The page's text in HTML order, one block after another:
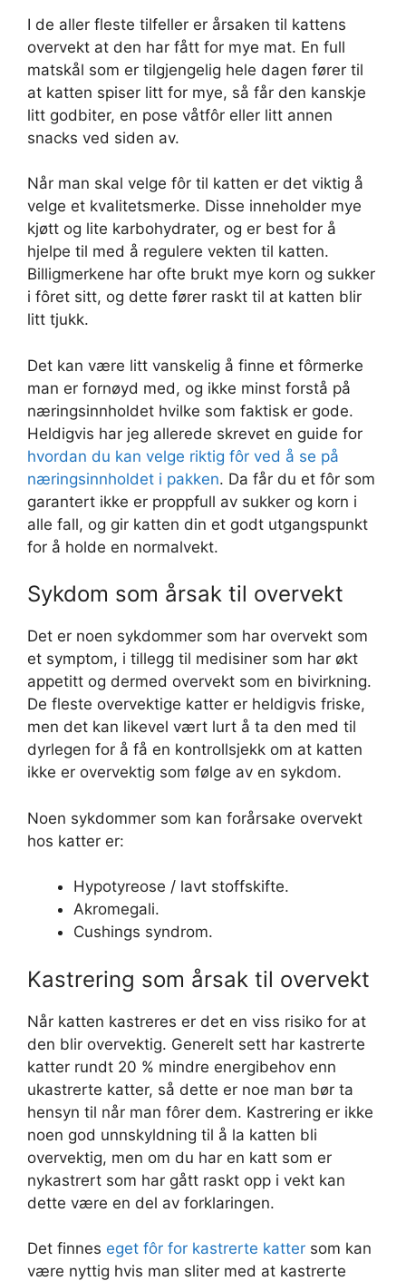
I de aller fleste tilfeller er årsaken til kattens
overvekt at den har fått for mye mat. En full
matskål som er tilgjengelig hele dagen fører til
at katten spiser litt for mye, så får den kanskje
litt godbiter, en pose våtfôr eller litt annen
snacks ved siden av.
Når man skal velge fôr til katten er det viktig å
velge et kvalitetsmerke. Disse inneholder mye
kjøtt og lite karbohydrater, og er best for å
hjelpe til med å regulere vekten til katten.
Billigmerkene har ofte brukt mye korn og sukker
i fôret sitt, og dette fører raskt til at katten blir
litt tjukk.
Det kan være litt vanskelig å finne et fôrmerke
man er fornøyd med, og ikke minst forstå på
næringsinnholdet hvilke som faktisk er gode.
Heldigvis har jeg allerede skrevet en guide for
hvordan du kan velge riktig fôr ved å se på
næringsinnholdet i pakken. Da får du et fôr som
garantert ikke er proppfull av sukker og korn i
alle fall, og gir katten din et godt utgangspunkt
for å holde en normalvekt.
Sykdom som årsak til overvekt
Det er noen sykdommer som har overvekt som
et symptom, i tillegg til medisiner som har økt
appetitt og dermed overvekt som en bivirkning.
De fleste overvektige katter er heldigvis friske,
men det kan likevel vært lurt å ta den med til
dyrlegen for å få en kontrollsjekk om at katten
ikke er overvektig som følge av en sykdom.
Noen sykdommer som kan forårsake overvekt
hos katter er:
Hypotyreose / lavt stoffskifte.
Akromegali.
Cushings syndrom.
Kastrering som årsak til overvekt
Når katten kastreres er det en viss risiko for at
den blir overvektig. Generelt sett har kastrerte
katter rundt 20 % mindre energibehov enn
ukastrerte katter, så dette er noe man bør ta
hensyn til når man fôrer dem. Kastrering er ikke
noen god unnskyldning til å la katten bli
overvektig, men om du har en katt som er
nykastrert som har gått raskt opp i vekt kan
dette være en del av forklaringen.
Det finnes eget fôr for kastrerte katter som kan
være nyttig hvis man sliter med at kastrerte